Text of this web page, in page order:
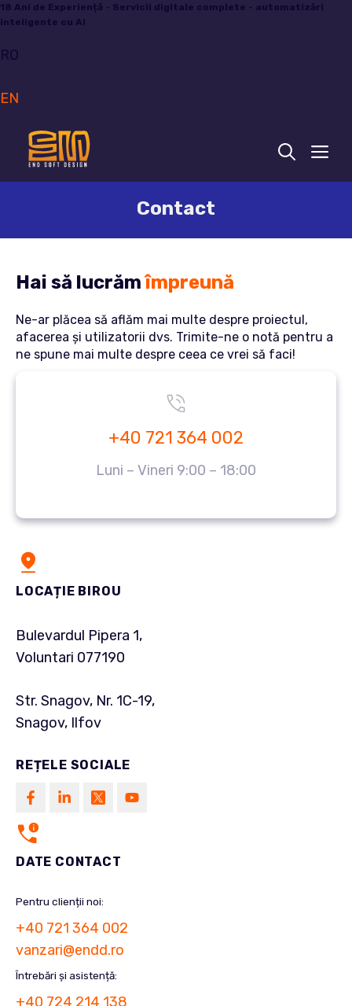
Sari
conținut
18 Ani de Experiență - Servicii digitale complete - automatizări
inteligente cu AI
RO
EN
Contact
Hai să lucrămîmpreună
Ne-ar plăcea să aflăm mai multe despre proiectul,
afacerea și utilizatorii dvs. Trimite-ne o notă pentru a
ne spune mai multe despre ceea ce vrei să faci!
+40 721 364 002
Luni – Vineri 9:00 – 18:00
LOCAȚIE BIROU
Bulevardul Pipera 1,
Voluntari 077190
Str. Snagov, Nr. 1C-19,
Snagov, Ilfov
REȚELE SOCIALE
DATE CONTACT
Pentru clienții noi:
+40 721 364 002
vanzari@endd.ro
Întrebări și asistență:
+40 724 214 138